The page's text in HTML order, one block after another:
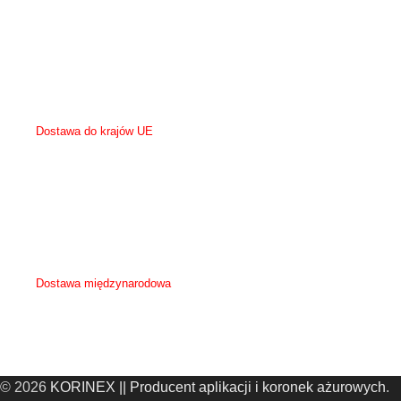
Dostawa do krajów UE
Dostawa międzynarodowa
© 2026 KORINEX || Producent aplikacji i koronek ażurowych.